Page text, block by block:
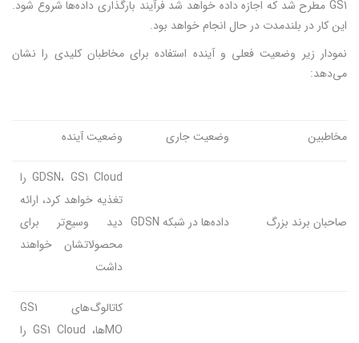
GS1 مطرح شد که اجازه داده خواهد شد فرآیند بارگذاری داده‌ها شروع شود.
این کار در بلندمدت در حال انجام خواهد بود.
نمودار زیر وضعیت فعلی و آینده استفاده برای مخاطبان کلیدی را نشان
می‌دهد:
مخاطبین وضعیت جاری وضعیت آینده
صاحبان برند بزرگ داده‌ها در شبکه GDSN
GDSN، GS1 Cloud را
تغذیه خواهد کرد، ارائه
دید وسیع‌تر برای
محصولاتشان خواهند
داشت
کاتالوگ‌های GS1
MOها، GS1 Cloud را